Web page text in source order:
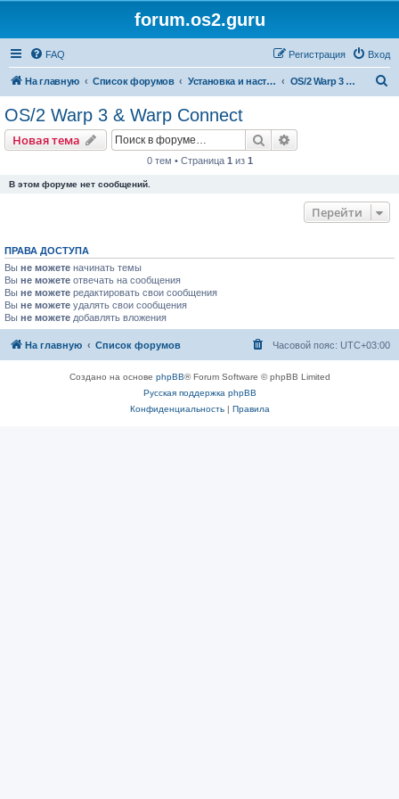
forum.os2.guru
FAQ Вход
Регистрация
На главную Список форумов Установка и настройка OS/2 OS/2 Warp 3 & Warp Connect
OS/2 Warp 3 & Warp Connect
Новая тема Поиск
0 тем • Страница 1 из 1
В этом форуме нет сообщений.
Перейти
ПРАВА ДОСТУПА
Вы не можете начинать темы
Вы не можете отвечать на сообщения
Вы не можете редактировать свои сообщения
Вы не можете удалять свои сообщения
Вы не можете добавлять вложения
На главную Список форумов Часовой пояс: UTC+03:00
Создано на основе phpBB® Forum Software © phpBB Limited
Русская поддержка phpBB
Конфиденциальность| Правила